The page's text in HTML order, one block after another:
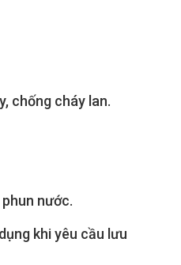
chống cháy lan.
nước.
khi yêu cầu lưu